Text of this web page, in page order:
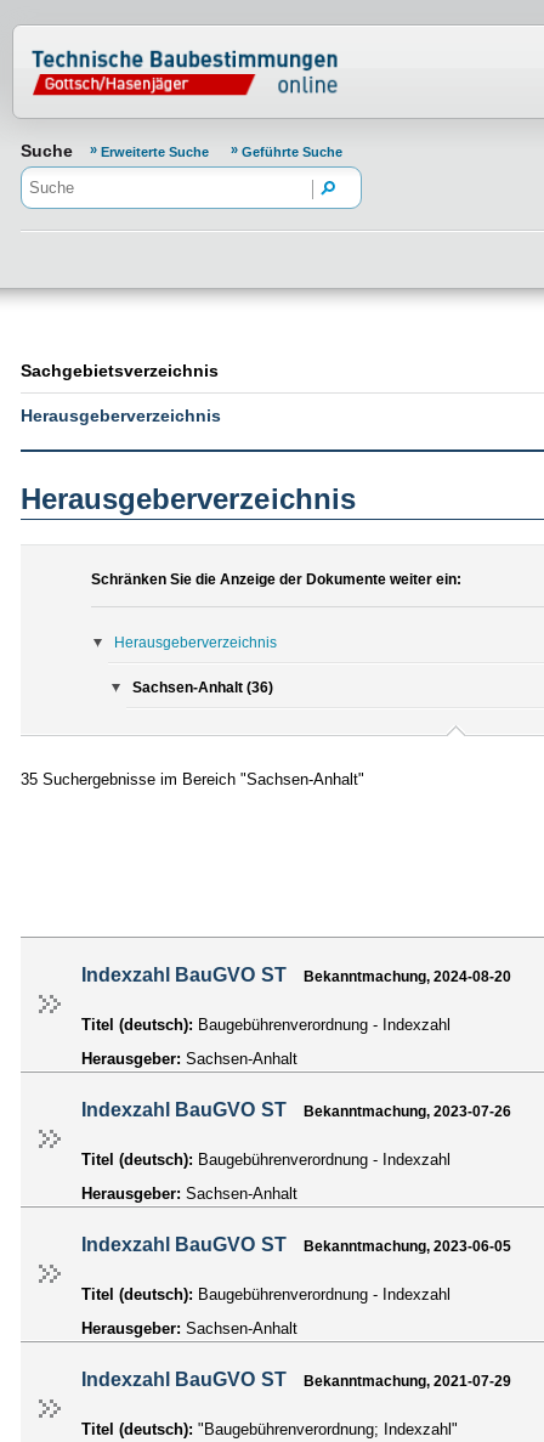
Normenportal Barrierefreiheit
Suche Erweiterte Suche Geführte Suche
Sachgebietsverzeichnis
Herausgeberverzeichnis
Herausgeberverzeichnis
Schränken Sie die Anzeige der Dokumente weiter ein:
Herausgeberverzeichnis
Sachsen-Anhalt (36)
35 Suchergebnisse im Bereich "Sachsen-Anhalt"
Indexzahl BauGVO ST Bekanntmachung, 2024-08-20
Titel (deutsch): Baugebührenverordnung - Indexzahl
Herausgeber: Sachsen-Anhalt
Indexzahl BauGVO ST Bekanntmachung, 2023-07-26
Titel (deutsch): Baugebührenverordnung - Indexzahl
Herausgeber: Sachsen-Anhalt
Indexzahl BauGVO ST Bekanntmachung, 2023-06-05
Titel (deutsch): Baugebührenverordnung - Indexzahl
Herausgeber: Sachsen-Anhalt
Indexzahl BauGVO ST Bekanntmachung, 2021-07-29
Titel (deutsch): "Baugebührenverordnung; Indexzahl"